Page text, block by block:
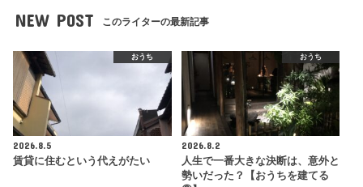
NEW POST このライターの最新記事
おうち
2026.8.5
賃貸に住むという代えがたい
おうち
2026.8.2
人生で一番大きな決断は、意外と
勢いだった？【おうちを建てる